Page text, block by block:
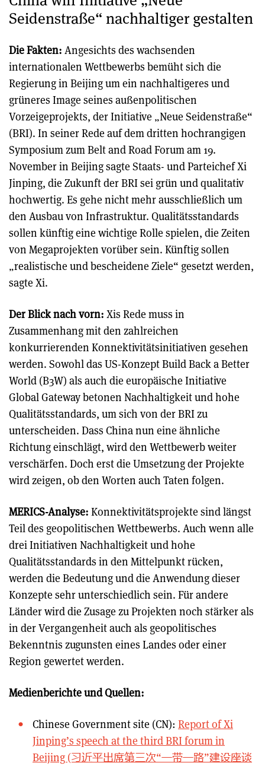
Seidenstraße“ nachhaltiger gestalten
Die Fakten: Angesichts des wachsenden
internationalen Wettbewerbs bemüht sich die
Regierung in Beijing um ein nachhaltigeres und
grüneres Image seines außenpolitischen
Vorzeigeprojekts, der Initiative „Neue Seidenstraße“
(BRI). In seiner Rede auf dem dritten hochrangigen
Symposium zum Belt and Road Forum am 19.
November in Beijing sagte Staats- und Parteichef Xi
Jinping, die Zukunft der BRI sei grün und qualitativ
hochwertig. Es gehe nicht mehr ausschließlich um
den Ausbau von Infrastruktur. Qualitätsstandards
sollen künftig eine wichtige Rolle spielen, die Zeiten
von Megaprojekten vorüber sein. Künftig sollen
„realistische und bescheidene Ziele“ gesetzt werden,
sagte Xi.
Der Blick nach vorn: Xis Rede muss in
Zusammenhang mit den zahlreichen
konkurrierenden Konnektivitätsinitiativen gesehen
werden. Sowohl das US-Konzept Build Back a Better
World (B3W) als auch die europäische Initiative
Global Gateway betonen Nachhaltigkeit und hohe
Qualitätsstandards, um sich von der BRI zu
unterscheiden. Dass China nun eine ähnliche
Richtung einschlägt, wird den Wettbewerb weiter
verschärfen. Doch erst die Umsetzung der Projekte
wird zeigen, ob den Worten auch Taten folgen.
MERICS-Analyse: Konnektivitätsprojekte sind längst
Teil des geopolitischen Wettbewerbs. Auch wenn alle
drei Initiativen Nachhaltigkeit und hohe
Qualitätsstandards in den Mittelpunkt rücken,
werden die Bedeutung und die Anwendung dieser
Konzepte sehr unterschiedlich sein. Für andere
Länder wird die Zusage zu Projekten noch stärker als
in der Vergangenheit auch als geopolitisches
Bekenntnis zugunsten eines Landes oder einer
Region gewertet werden.
Medienberichte und Quellen:
Chinese Government site (CN): Report of Xi
Jinping’s speech at the third BRI forum in
Beijing (习近平出席第三次“一带一路”建设座谈